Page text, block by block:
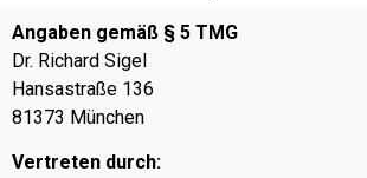
Angaben gemäß § 5 TMG
Dr. Richard Sigel
Hansastraße 136
81373 München
Vertreten durch: